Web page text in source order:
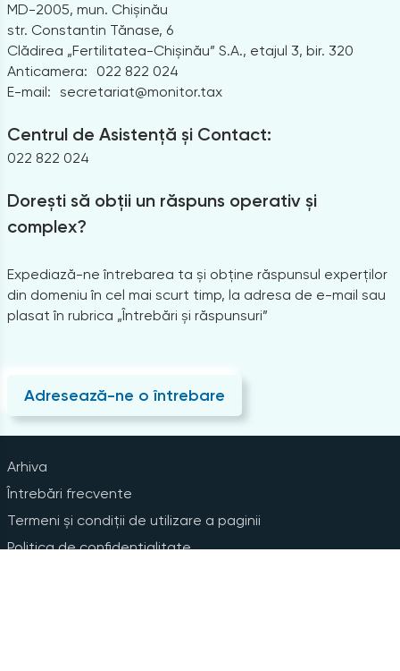
MD-2005, mun. Chișinău
str. Constantin Tănase, 6
Clădirea „Fertilitatea-Chișinău” S.A., etajul 3, bir. 320
Anticamera:
022 822 024
E-mail: secretariat@monitor.tax
Centrul de Asistență și Contact:
022 822 024
Dorești să obții un răspuns operativ și
complex?
Expediază-ne întrebarea ta și obține răspunsul experților
din domeniu în cel mai scurt timp, la adresa de e-mail sau
plasat în rubrica „Întrebări și răspunsuri”
Adresează-ne o întrebare
Arhiva
Întrebări frecvente
Termeni și condiții de utilizare a paginii
Politica de confidențialitate